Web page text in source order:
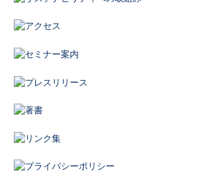
プレスリリース
プライバシーポリシー